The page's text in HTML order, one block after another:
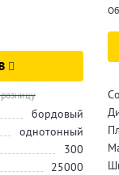
бордовый
однотонный
300
25000